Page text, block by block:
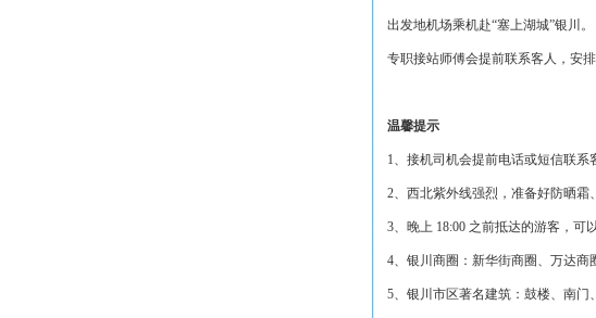
出发地机场乘机赴“塞上湖城”银川。
专职接站师傅会提前联系客人，安排
温馨提示
1、接机司机会提前电话或短信联系
2、西北紫外线强烈，准备好防晒霜
3、晚上 18:00 之前抵达的游客，可
4、银川商圈：新华街商圈、万达商
5、银川市区著名建筑：鼓楼、南门